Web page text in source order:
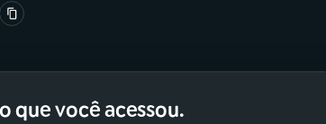
que você acessou.